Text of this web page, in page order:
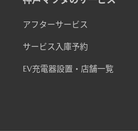
アフターサービス
サービス入庫予約
EV充電器設置・店舗一覧